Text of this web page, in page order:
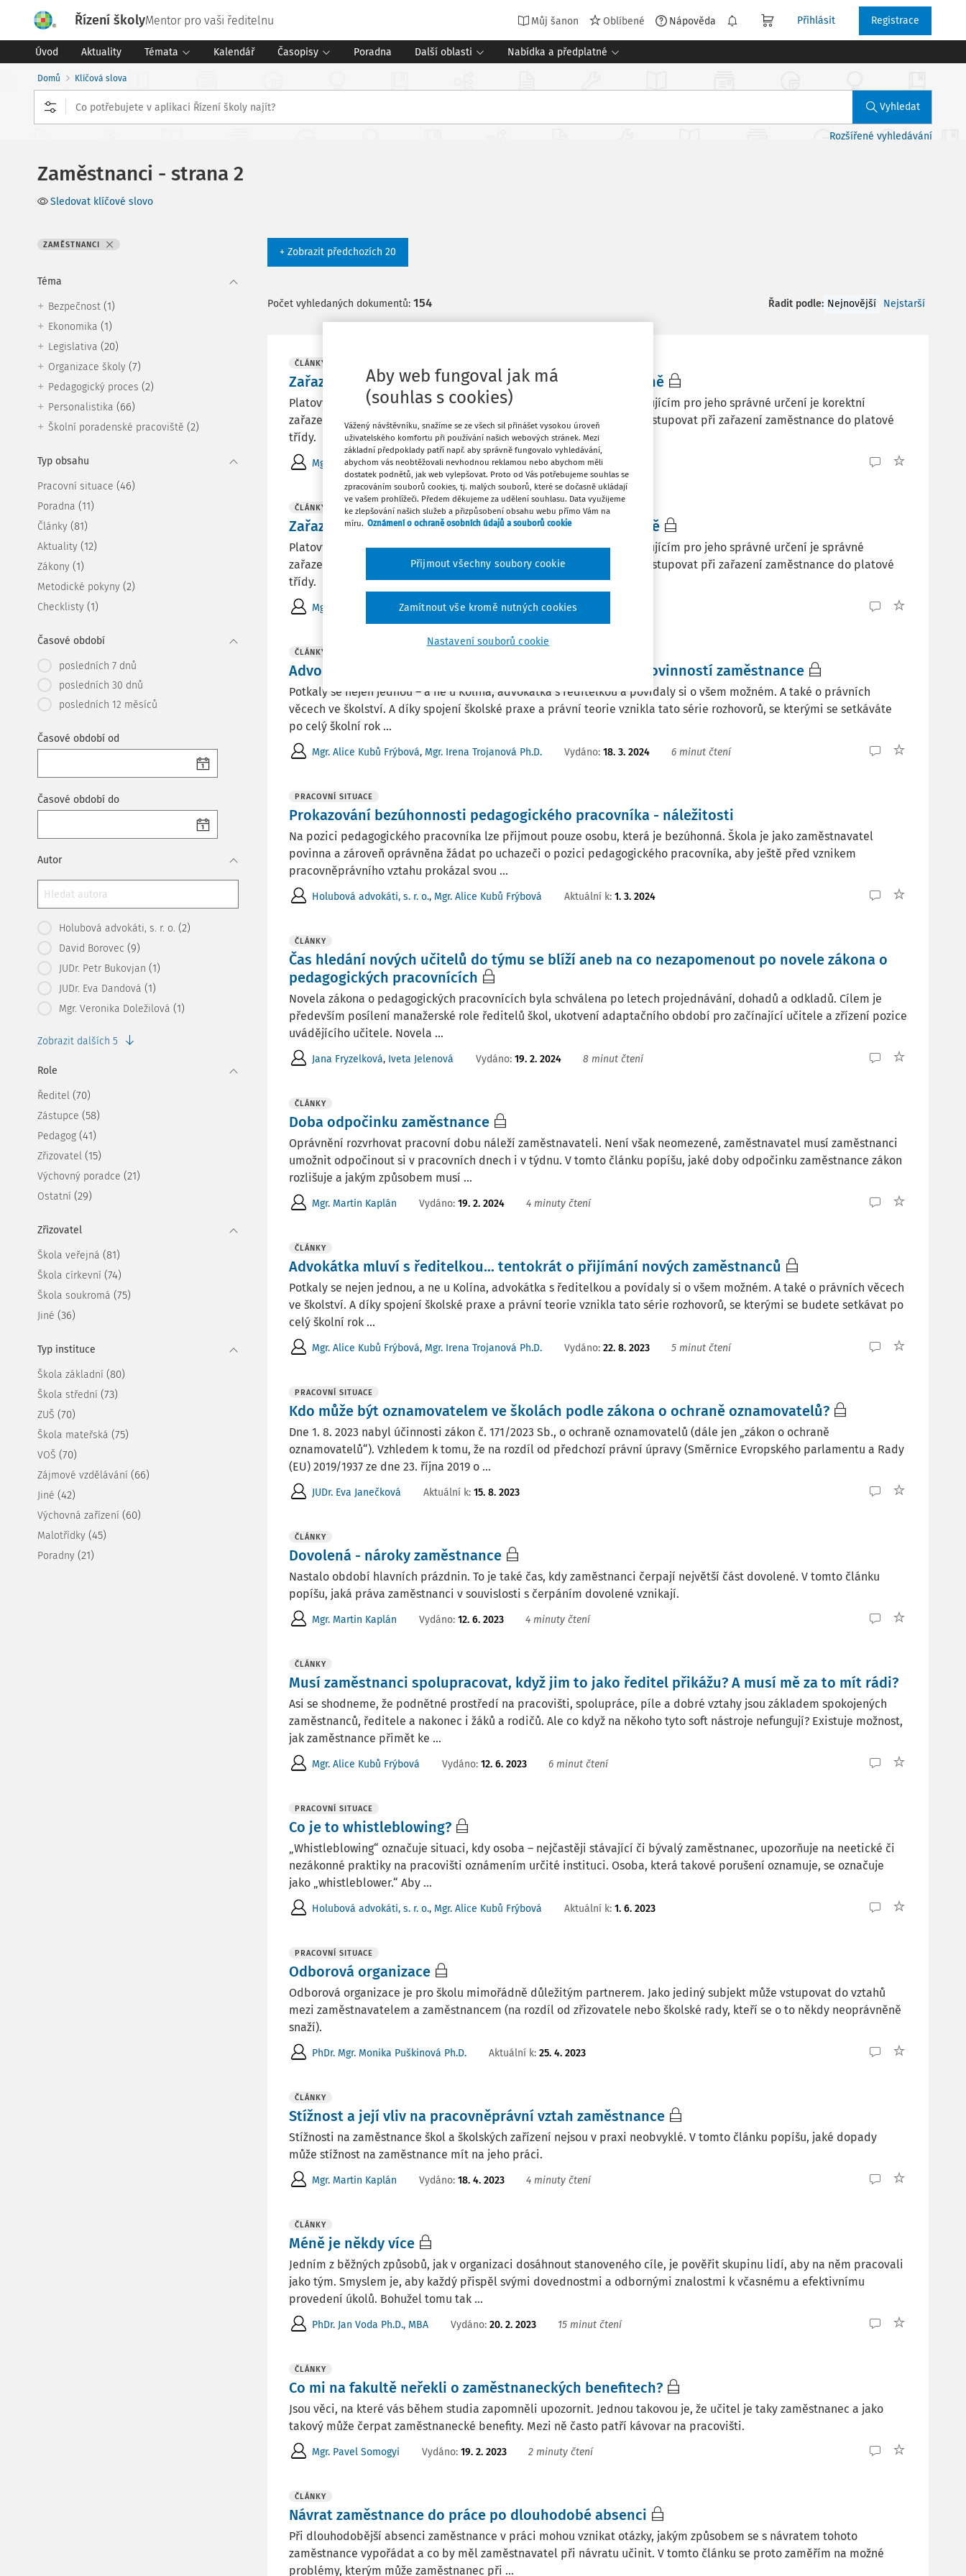
Řízení školyMentor pro vaši ředitelnu Můj šanon Oblíbené Nápověda Přihlásit Registrace
Úvod Aktuality Témata Kalendář Časopisy Poradna Další oblasti Nabídka a předplatné
Domů Klíčová slova
Vyhledat
Rozšířené vyhledávání
Zaměstnanci - strana 2
Sledovat klíčové slovo
ZAMĚSTNANCI
Téma
Bezpečnost (1)
Ekonomika (1)
Legislativa (20)
Organizace školy (7)
Pedagogický proces (2)
Personalistika (66)
Školní poradenské pracoviště (2)
Typ obsahu
Pracovní situace (46)
Poradna (11)
Články (81)
Aktuality (12)
Zákony (1)
Metodické pokyny (2)
Checklisty (1)
Časové období
posledních 7 dnů
posledních 30 dnů
posledních 12 měsíců
Časové období od
Časové období do
Autor
Holubová advokáti, s. r. o. (2)
David Borovec (9)
JUDr. Petr Bukovjan (1)
JUDr. Eva Dandová (1)
Mgr. Veronika Doležilová (1)
Zobrazit dalších 5
Role
Ředitel (70)
Zástupce (58)
Pedagog (41)
Zřizovatel (15)
Výchovný poradce (21)
Ostatní (29)
Zřizovatel
Škola veřejná (81)
Škola církevní (74)
Škola soukromá (75)
Jiné (36)
Typ instituce
Škola základní (80)
Škola střední (73)
ZUŠ (70)
Škola mateřská (75)
VOŠ (70)
Zájmové vzdělávání (66)
Jiné (42)
Výchovná zařízení (60)
Malotřídky (45)
Poradny (21)
+ Zobrazit předchozích 20
Počet vyhledaných dokumentů: 154 Řadit podle: Nejnovější Nejstarší
ČLÁNKY
Zařazení zaměstnance do platové třídy ve školní družině
Platový tarif zpravidla tvoří největší část platu zaměstnance. Rozhodujícím pro jeho správné určení je korektní
zařazení zaměstnance do platové třídy. V tomto článku popíšu, jak postupovat při zařazení zaměstnance do platové
třídy.
Mgr. Martin Kaplán Vydáno:10. 6. 2024 4 minuty čtení
ČLÁNKY
Zařazení zaměstnance do platové třídy ve školní jídelně
Platový tarif zpravidla tvoří největší část platu zaměstnance. Rozhodujícím pro jeho správné určení je správné
zařazení zaměstnance do platové třídy. V tomto článku popíšu, jak postupovat při zařazení zaměstnance do platové
třídy.
Mgr. Martin Kaplán Vydáno:22. 4. 2024 5 minut čtení
ČLÁNKY
Advokátka mluví s ředitelkou... tentokrát o porušení povinností zaměstnance
Potkaly se nejen jednou – a ne u Kolína, advokátka s ředitelkou a povídaly si o všem možném. A také o právních
věcech ve školství. A díky spojení školské praxe a právní teorie vznikla tato série rozhovorů, se kterými se setkáváte
po celý školní rok ...
Mgr. Alice Kubů Frýbová, Mgr. Irena Trojanová Ph.D. Vydáno: 18. 3. 2024 6 minut čtení
PRACOVNÍ SITUACE
Prokazování bezúhonnosti pedagogického pracovníka - náležitosti
Na pozici pedagogického pracovníka lze přijmout pouze osobu, která je bezúhonná. Škola je jako zaměstnavatel
povinna a zároveň oprávněna žádat po uchazeči o pozici pedagogického pracovníka, aby ještě před vznikem
pracovněprávního vztahu prokázal svou ...
Holubová advokáti, s. r. o., Mgr. Alice Kubů Frýbová Aktuální k: 1. 3. 2024
ČLÁNKY
Čas hledání nových učitelů do týmu se blíží aneb na co nezapomenout po novele zákona o
pedagogických pracovnících
Novela zákona o pedagogických pracovnících byla schválena po letech projednávání, dohadů a odkladů. Cílem je
především posílení manažerské role ředitelů škol, ukotvení adaptačního období pro začínající učitele a zřízení pozice
uvádějícího učitele. Novela ...
Jana Fryzelková, Iveta Jelenová Vydáno: 19. 2. 2024 8 minut čtení
ČLÁNKY
Doba odpočinku zaměstnance
Oprávnění rozvrhovat pracovní dobu náleží zaměstnavateli. Není však neomezené, zaměstnavatel musí zaměstnanci
umožnit odpočinout si v pracovních dnech i v týdnu. V tomto článku popíšu, jaké doby odpočinku zaměstnance zákon
rozlišuje a jakým způsobem musí ...
Mgr. Martin Kaplán Vydáno: 19. 2. 2024 4 minuty čtení
ČLÁNKY
Advokátka mluví s ředitelkou... tentokrát o přijímání nových zaměstnanců
Potkaly se nejen jednou, a ne u Kolína, advokátka s ředitelkou a povídaly si o všem možném. A také o právních věcech
ve školství. A díky spojení školské praxe a právní teorie vznikla tato série rozhovorů, se kterými se budete setkávat po
celý školní rok ...
Mgr. Alice Kubů Frýbová, Mgr. Irena Trojanová Ph.D. Vydáno: 22. 8. 2023 5 minut čtení
PRACOVNÍ SITUACE
Kdo může být oznamovatelem ve školách podle zákona o ochraně oznamovatelů?
Dne 1. 8. 2023 nabyl účinnosti zákon č. 171/2023 Sb., o ochraně oznamovatelů (dále jen „zákon o ochraně
oznamovatelů“). Vzhledem k tomu, že na rozdíl od předchozí právní úpravy (Směrnice Evropského parlamentu a Rady
(EU) 2019/1937 ze dne 23. října 2019 o ...
JUDr. Eva Janečková Aktuální k: 15. 8. 2023
ČLÁNKY
Dovolená - nároky zaměstnance
Nastalo období hlavních prázdnin. To je také čas, kdy zaměstnanci čerpají největší část dovolené. V tomto článku
popíšu, jaká práva zaměstnanci v souvislosti s čerpáním dovolené vznikají.
Mgr. Martin Kaplán Vydáno: 12. 6. 2023 4 minuty čtení
ČLÁNKY
Musí zaměstnanci spolupracovat, když jim to jako ředitel přikážu? A musí mě za to mít rádi?
Asi se shodneme, že podnětné prostředí na pracovišti, spolupráce, píle a dobré vztahy jsou základem spokojených
zaměstnanců, ředitele a nakonec i žáků a rodičů. Ale co když na někoho tyto soft nástroje nefungují? Existuje možnost,
jak zaměstnance přimět ke ...
Mgr. Alice Kubů Frýbová Vydáno: 12. 6. 2023 6 minut čtení
PRACOVNÍ SITUACE
Co je to whistleblowing?
„Whistleblowing“ označuje situaci, kdy osoba – nejčastěji stávající či bývalý zaměstnanec, upozorňuje na neetické či
nezákonné praktiky na pracovišti oznámením určité instituci. Osoba, která takové porušení oznamuje, se označuje
jako „whistleblower.“ Aby ...
Holubová advokáti, s. r. o., Mgr. Alice Kubů Frýbová Aktuální k: 1. 6. 2023
PRACOVNÍ SITUACE
Odborová organizace
Odborová organizace je pro školu mimořádně důležitým partnerem. Jako jediný subjekt může vstupovat do vztahů
mezi zaměstnavatelem a zaměstnancem (na rozdíl od zřizovatele nebo školské rady, kteří se o to někdy neoprávněně
snaží).
PhDr. Mgr. Monika Puškinová Ph.D. Aktuální k: 25. 4. 2023
ČLÁNKY
Stížnost a její vliv na pracovněprávní vztah zaměstnance
Stížnosti na zaměstnance škol a školských zařízení nejsou v praxi neobvyklé. V tomto článku popíšu, jaké dopady
může stížnost na zaměstnance mít na jeho práci.
Mgr. Martin Kaplán Vydáno: 18. 4. 2023 4 minuty čtení
ČLÁNKY
Méně je někdy více
Jedním z běžných způsobů, jak v organizaci dosáhnout stanoveného cíle, je pověřit skupinu lidí, aby na něm pracovali
jako tým. Smyslem je, aby každý přispěl svými dovednostmi a odbornými znalostmi k včasnému a efektivnímu
provedení úkolů. Bohužel tomu tak ...
PhDr. Jan Voda Ph.D., MBA Vydáno: 20. 2. 2023 15 minut čtení
ČLÁNKY
Co mi na fakultě neřekli o zaměstnaneckých benefitech?
Jsou věci, na které vás během studia zapomněli upozornit. Jednou takovou je, že učitel je taky zaměstnanec a jako
takový může čerpat zaměstnanecké benefity. Mezi ně často patří kávovar na pracovišti.
Mgr. Pavel Somogyi Vydáno: 19. 2. 2023 2 minuty čtení
ČLÁNKY
Návrat zaměstnance do práce po dlouhodobé absenci
Při dlouhodobější absenci zaměstnance v práci mohou vznikat otázky, jakým způsobem se s návratem tohoto
zaměstnance vypořádat a co by měl zaměstnavatel při návratu učinit. V tomto článku se proto zaměřím na možné
problémy, kterým může zaměstnanec při ...
Aby web fungoval jak má
(souhlas s cookies)
Vážený návštěvníku, snažíme se ze všech sil přinášet vysokou úroveň
uživatelského komfortu při používání našich webových stránek. Mezi
základní předpoklady patří např. aby správně fungovalo vyhledávání,
abychom vás neobtěžovali nevhodnou reklamou nebo abychom měli
dostatek podnětů, jak web vylepšovat. Proto od Vás potřebujeme souhlas se
zpracováním souborů cookies, tj. malých souborů, které se dočasně ukládají
ve vašem prohlížeči. Předem děkujeme za udělení souhlasu. Data využijeme
ke zlepšování našich služeb a přizpůsobení obsahu webu přímo Vám na
míru. Oznámení o ochraně osobních údajů a souborů cookie
Nastavení souborů cookie
Zamítnout vše kromě nutných cookies
Přijmout všechny soubory cookie